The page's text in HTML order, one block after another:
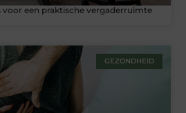
voor een praktische vergaderruimte
GEZONDHEID